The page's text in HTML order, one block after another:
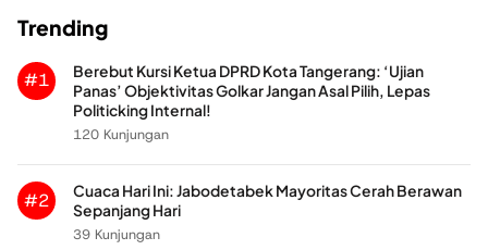
Trending
#1
Berebut Kursi Ketua DPRD Kota Tangerang: ‘Ujian
Panas’ Objektivitas Golkar Jangan Asal Pilih, Lepas
Politicking Internal!
120 Kunjungan
#2
Cuaca Hari Ini: Jabodetabek Mayoritas Cerah Berawan
Sepanjang Hari
39 Kunjungan